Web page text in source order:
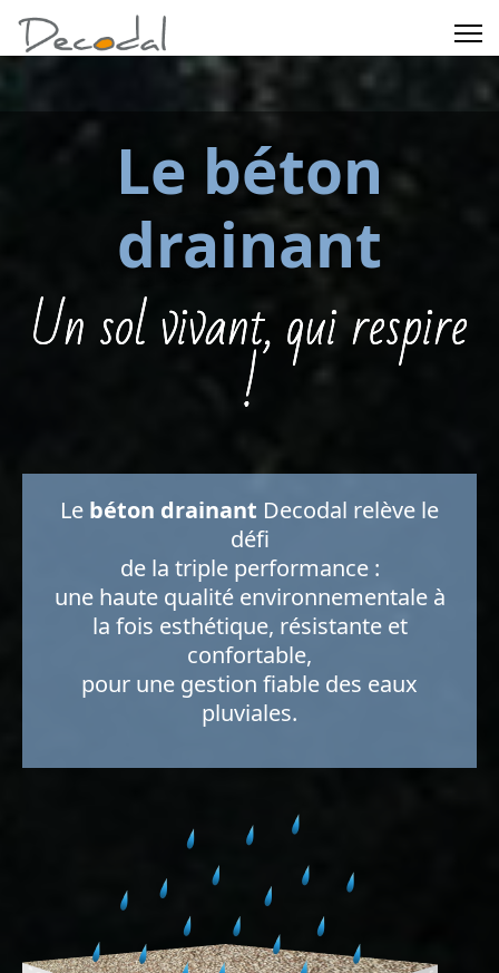
Le béton
drainant
Un sol vivant, qui respire
!
Le béton drainant Decodal relève le
défi
de la triple performance :
une haute qualité environnementale à
la fois esthétique, résistante et
confortable,
pour une gestion fiable des eaux
pluviales.